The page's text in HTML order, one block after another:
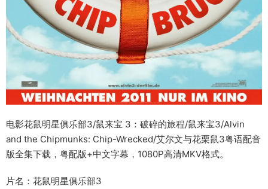
电影花鼠明星俱乐部3/鼠来宝 3：破碎的旅程/鼠来宝3/Alvin
and the Chipmunks: Chip-Wrecked/艾尔文与花栗鼠3粤语配音
版全集下载，粤配版+中文字幕，1080P高清MKV格式。
片名：花鼠明星俱乐部3